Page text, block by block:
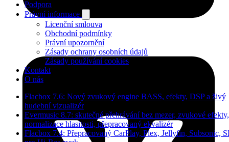
Podpora
Právní informace
Licenční smlouva
Obchodní podmínky
Právní upozornění
Zásady ochrany osobních údajů
Zásady používání cookies
Kontakt
O nás
Flacbox 7.6: Nový zvukový engine BASS, efekty, DSP a živý
hudební vizualizér
Evermusic 8.7: skutečné přehrávání bez mezer, zvukové efekty,
normalizace hlasitosti, přepracovaný ekvalizér
Flacbox 7.4: Přepracovaný CarPlay, Plex, Jellyfin, Subsonic,